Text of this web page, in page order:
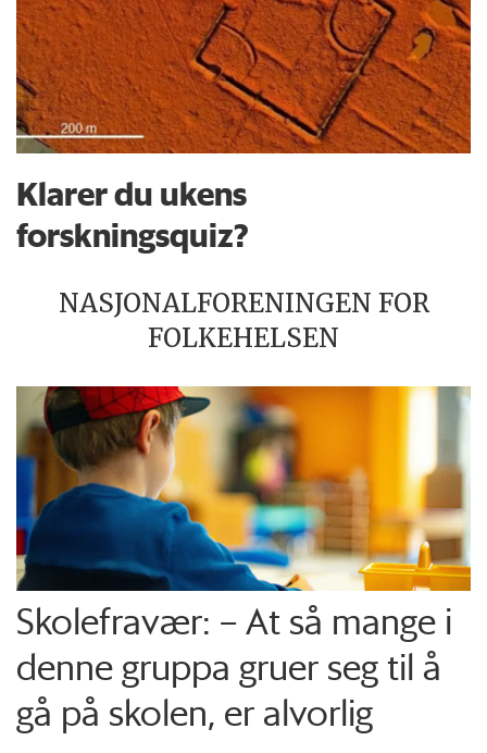
Klarer du ukens
forskningsquiz?
NASJONALFORENINGEN FOR
FOLKEHELSEN
Skolefravær: – At så mange i
denne gruppa gruer seg til å
gå på skolen, er alvorlig